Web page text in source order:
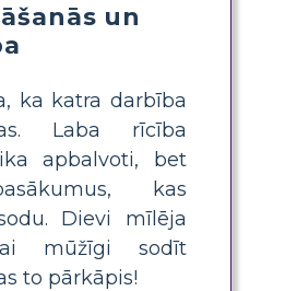
un
ka katra darbība
Laba rīcība
apbalvoti, bet
kas
Dievi mīlēja
mūžīgi sodīt
to pārkāpis!